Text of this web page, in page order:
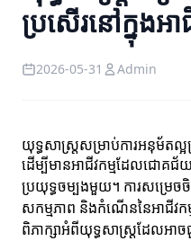
ប្រសើរនៅក្នុងអា
2026-05-31 Admin
យុទ្ធសាស្ត្រសម្រាប់ការអនុម័តល្អ
ដើម្បីមានអាជីវកម្មដែលជោគជ័
ប្រយុទ្ធចម្បងមួយ។ ការសម្រេចចិ
សកម្មភាព និងកំណើននៃអាជីវក
ពិភាក្សាអំពីយុទ្ធសាស្ត្រដែលអា